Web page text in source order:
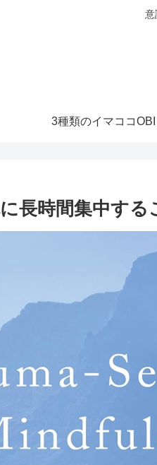
意
3種類のイマココOBI
長時間集中する